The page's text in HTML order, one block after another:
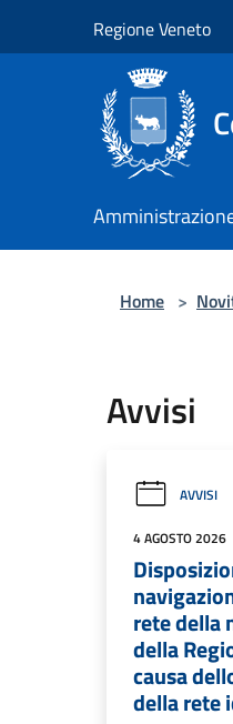
Regione Veneto
Home >
Avvisi
AVVISI
4 AGOSTO 2026
rete della
della
causa
della rete